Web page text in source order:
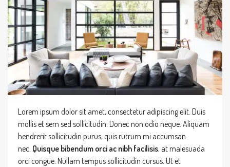
Lorem ipsum dolor sit amet, consectetur adipiscing elit. Duis
mollis et sem sed sollicitudin. Donec non odio neque. Aliquam
hendrerit sollicitudin purus, quis rutrum mi accumsan
nec. Quisque bibendum orci ac nibh facilisis, at malesuada
orci congue. Nullam tempus sollicitudin cursus. Ut et